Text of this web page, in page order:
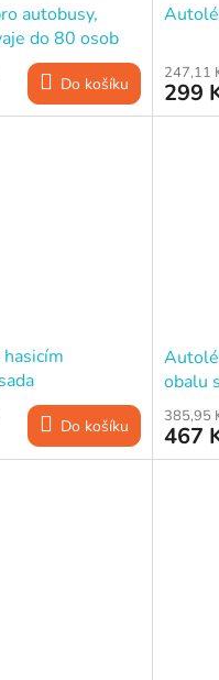
autobusy,
do 80 osob
Do košíku
247,11
299
Do košíku
obalu
385,95
467